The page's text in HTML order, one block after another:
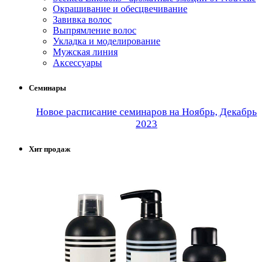
Окрашивание и обесцвечивание
Завивка волос
Выпрямление волос
Укладка и моделирование
Мужская линия
Аксессуары
Семинары
Новое расписание семинаров на Ноябрь, Декабрь
2023
Хит продаж